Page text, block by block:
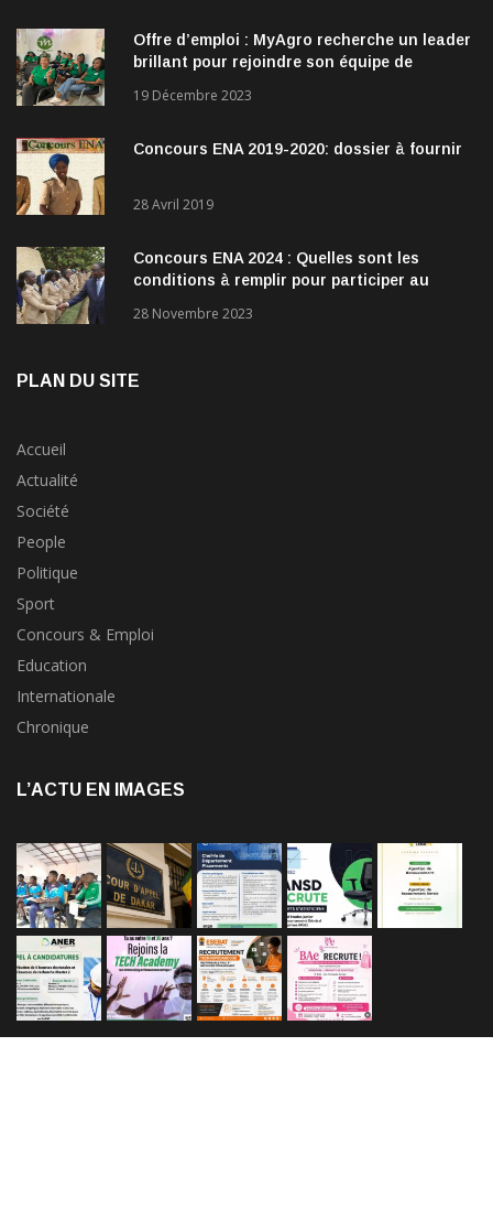
Offre d’emploi : MyAgro recherche un leader
brillant pour rejoindre son équipe de
19 Décembre 2023
Concours ENA 2019-2020: dossier à fournir
28 Avril 2019
Concours ENA 2024 : Quelles sont les
conditions à remplir pour participer au
28 Novembre 2023
PLAN DU SITE
Accueil
Actualité
Société
People
Politique
Sport
Concours & Emploi
Education
Internationale
Chronique
L’ACTU EN IMAGES